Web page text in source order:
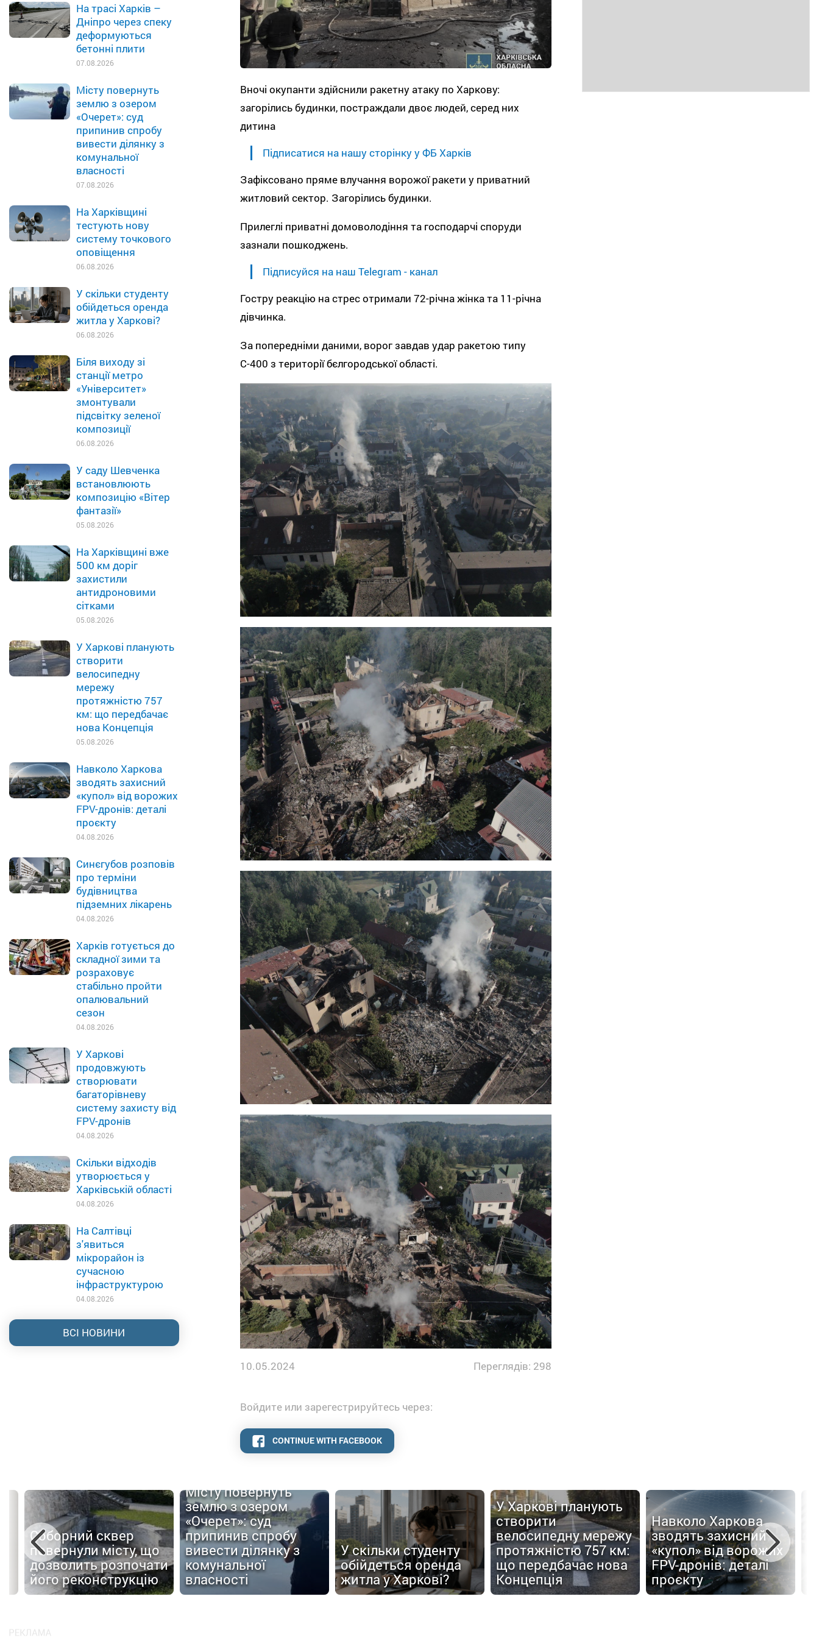
На трасі Харків –
Дніпро через спеку
деформуються
бетонні плити
07.08.2026
Місту повернуть
землю з озером
«Очерет»: суд
припинив спробу
вивести ділянку з
комунальної
власності
07.08.2026
На Харківщині
тестують нову
систему точкового
оповіщення
06.08.2026
У скільки студенту
обійдеться оренда
житла у Харкові?
06.08.2026
Біля виходу зі
станції метро
«Університет»
змонтували
підсвітку зеленої
композиції
06.08.2026
У саду Шевченка
встановлюють
композицію «Вітер
фантазії»
05.08.2026
На Харківщині вже
500 км доріг
захистили
антидроновими
сітками
05.08.2026
У Харкові планують
створити
велосипедну
мережу
протяжністю 757
км: що передбачає
нова Концепція
05.08.2026
Навколо Харкова
зводять захисний
«купол» від ворожих
FPV-дронів: деталі
проєкту
04.08.2026
Синєгубов розповів
про терміни
будівництва
підземних лікарень
04.08.2026
Харків готується до
складної зими та
розраховує
стабільно пройти
опалювальний
сезон
04.08.2026
У Харкові
продовжують
створювати
багаторівневу
систему захисту від
FPV-дронів
04.08.2026
Скільки відходів
утворюється у
Харківській області
04.08.2026
На Салтівці
з'явиться
мікрорайон із
сучасною
інфраструктурою
04.08.2026
ВСІ НОВИНИ
Вночі окупанти здійснили ракетну атаку по Харкову:
загорілись будинки, постраждали двоє людей, серед них
дитина
Підписатися на нашу сторінку у ФБ Харків
Зафіксовано пряме влучання ворожої ракети у приватний
житловий сектор. Загорілись будинки.
Прилеглі приватні домоволодіння та господарчі споруди
зазнали пошкоджень.
Підписуйся на наш Telegram - канал
Гостру реакцію на стрес отримали 72-річна жінка та 11-річна
дівчинка.
За попередніми даними, ворог завдав удар ракетою типу
С-400 з території бєлгородської області.
10.05.2024 Переглядів: 298
Войдите или зарегестрируйтесь через:
CONTINUE WITH FACEBOOK
Соборний сквер
повернули місту, що
дозволить розпочати
його реконструкцію
Місту повернуть
землю з озером
«Очерет»: суд
припинив спробу
вивести ділянку з
комунальної
власності
У скільки студенту
обійдеться оренда
житла у Харкові?
У Харкові планують
створити
велосипедну мережу
протяжністю 757 км:
що передбачає нова
Концепція
Навколо Харкова
зводять захисний
«купол» від ворожих
FPV-дронів: деталі
проєкту